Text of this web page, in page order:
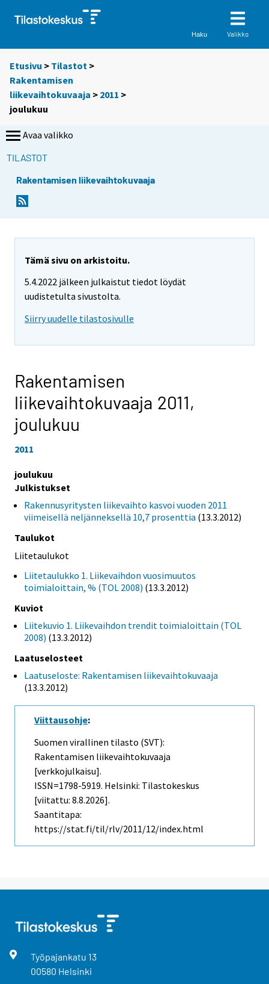
Haku Valikko
Etusivu > Tilastot >
Rakentamisen
liikevaihtokuvaaja > 2011 >
joulukuu
Avaa valikko
TILASTOT
Rakentamisen liikevaihtokuvaaja
Tämä sivu on arkistoitu.
5.4.2022 jälkeen julkaistut tiedot löydät
uudistetulta sivustolta.
Siirry uudelle tilastosivulle
Rakentamisen
liikevaihtokuvaaja 2011,
joulukuu
2011
joulukuu
Julkistukset
Rakennusyritysten liikevaihto kasvoi vuoden 2011
viimeisellä neljänneksellä 10,7 prosenttia (13.3.2012)
Taulukot
Liitetaulukot
Liitetaulukko 1. Liikevaihdon vuosimuutos
toimialoittain, % (TOL 2008) (13.3.2012)
Kuviot
Liitekuvio 1. Liikevaihdon trendit toimialoittain (TOL
2008) (13.3.2012)
Laatuselosteet
Laatuseloste: Rakentamisen liikevaihtokuvaaja
(13.3.2012)
Viittausohje:
Suomen virallinen tilasto (SVT):
Rakentamisen liikevaihtokuvaaja
[verkkojulkaisu].
ISSN=1798-5919. Helsinki: Tilastokeskus
[viitattu: 8.8.2026].
Saantitapa:
https://stat.fi/til/rlv/2011/12/index.html
Työpajankatu 13
00580 Helsinki